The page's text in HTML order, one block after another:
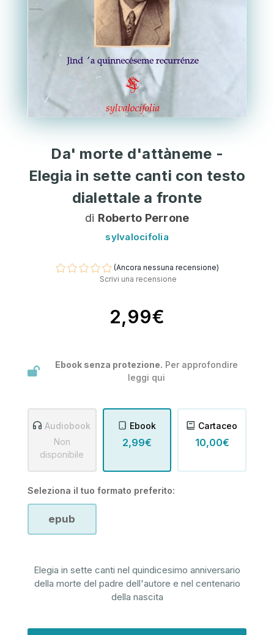
Da' morte d'attàneme -
Elegia in sette canti con testo
dialettale a fronte
di Roberto Perrone
sylvalocifolia
(Ancora nessuna recensione)
Scrivi una recensione
2,99€
Ebook senza protezione. Per approfondire
leggi qui
Audiobook
Non
disponibile
Ebook
2,99€
Cartaceo
10,00€
Seleziona il tuo formato preferito:
epub
Elegia in sette canti nel quindicesimo anniversario
della morte del padre dell'autore e nel centenario
della nascita